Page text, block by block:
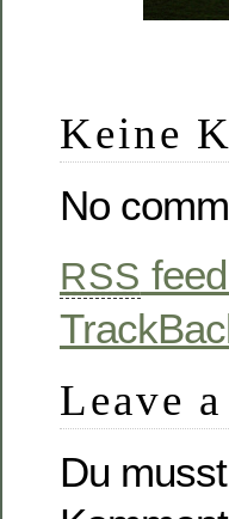
Keine
No
RSS
Leave
Du musst